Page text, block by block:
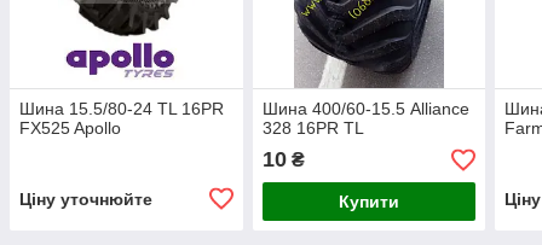
Шина 15.5/80-24 TL 16PR
FX525 Apollo
Ціну уточнюйте
Шина 400/60-15.5 Alliance
328 16PR TL
10₴
Купити